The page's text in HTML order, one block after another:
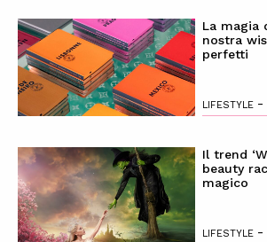
La magia
nostra
perfetti
LIFESTYLE -
Il trend
beauty
magico
LIFESTYLE -